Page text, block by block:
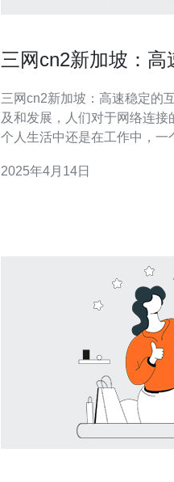
三网cn2新加坡：高
三网cn2新加坡：高速稳定的互联网连接
及和发展，人们对于网络连
个人生活中还是在工作中，一
联网连接服务。 三网cn2是指中国电信、中国联通和中国
2025年4月14日